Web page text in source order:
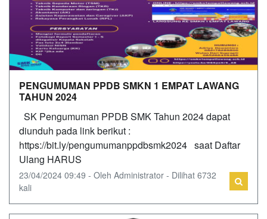
PENGUMUMAN PPDB SMKN 1 EMPAT LAWANG
TAHUN 2024
SK Pengumuman PPDB SMK Tahun 2024 dapat
diunduh pada link berikut :
https://bit.ly/pengumumanppdbsmk2024 saat Daftar
Ulang HARUS
23/04/2024 09:49 - Oleh Administrator - Dilihat 6732
kali